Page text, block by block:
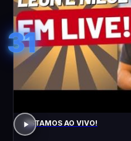
31
ESTAMOS AO VIVO!